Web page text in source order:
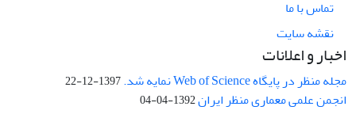
تماس با ما
نقشه سایت
اخبار و اعلانات
مجله منظر در پایگاه Web of Science نمایه شد. 1397-12-22
انجمن علمی معماری منظر ایران1392-04-04